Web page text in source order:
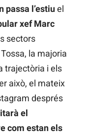
passa l’estiuel
xef Marc
sectors
la majoria
trajectòria i els
això, el mateix
després
el
com estan els